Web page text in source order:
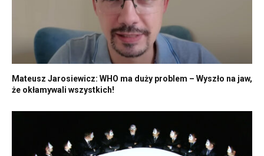
Mateusz Jarosiewicz: WHO ma duży problem – Wyszło na jaw,
że okłamywali wszystkich!